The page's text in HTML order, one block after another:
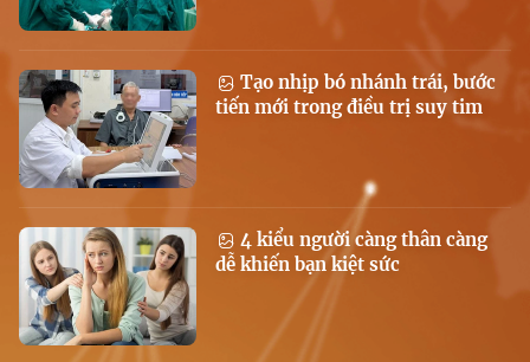
Tạo nhịp bó nhánh trái, bước
tiến mới trong điều trị suy tim
4 kiểu người càng thân càng
dễ khiến bạn kiệt sức